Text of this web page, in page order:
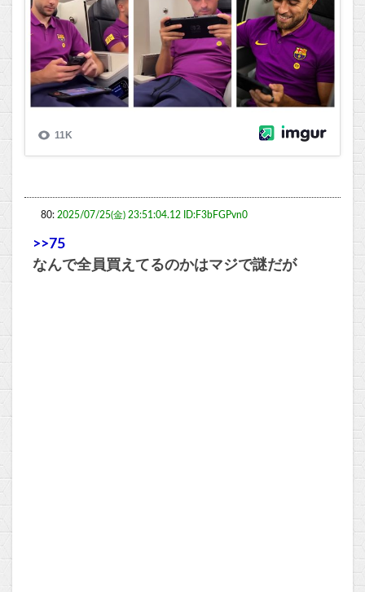
80: 2025/07/25(金) 23:51:04.12 ID:F3bFGPvn0
>>75
なんで全員買えてるのかはマジで謎だが